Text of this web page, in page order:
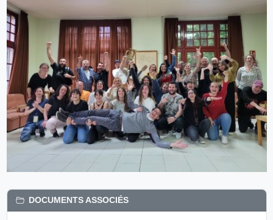
DOCUMENTS ASSOCIÉS